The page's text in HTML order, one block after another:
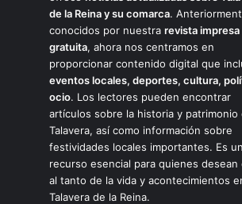
de la Reina y su comarca.
conocidos por nuestra revista impresa
gratuita, ahora nos centramos en
proporcionar contenido digital que
eventos locales, deportes, cultura,
ocio. Los lectores pueden encontrar
artículos sobre la historia y patrimonio
Talavera, así como información sobre
festividades locales importantes. Es un
recurso esencial para quienes desean
al tanto de la vida y acontecimientos
Talavera de la Reina.